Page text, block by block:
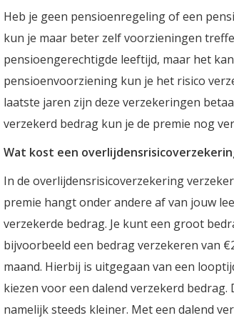
Heb je geen pensioenregeling of een
kun je maar beter zelf voorzieningen
pensioengerechtigde leeftijd, maar het
pensioenvoorziening kun je het risico
laatste jaren zijn deze verzekeringen
verzekerd bedrag kun je de premie nog
Wat kost een
In de overlijdensrisicoverzekering
premie hangt onder andere af van jouw
verzekerde bedrag. Je kunt een groot
bijvoorbeeld een bedrag verzekeren van
maand. Hierbij is uitgegaan van een
kiezen voor een dalend verzekerd
namelijk steeds kleiner. Met een dalend